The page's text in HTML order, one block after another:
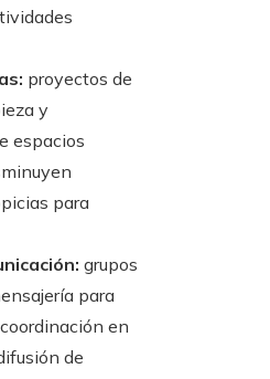
proyectos de
y
espacios
para
grupos
para
en
de